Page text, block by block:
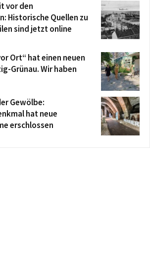
vor den
Historische Quellen zu
sind jetzt online
Ort“ hat einen neuen
Grünau. Wir haben
Gewölbe:
hat neue
erschlossen